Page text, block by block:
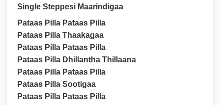
Single Steppesi Maarindigaa
Pataas Pilla Pataas Pilla
Pataas Pilla Thaakagaa
Pataas Pilla Pataas Pilla
Pataas Pilla Dhillantha Thillaana
Pataas Pilla Pataas Pilla
Pataas Pilla Sootigaa
Pataas Pilla Pataas Pilla